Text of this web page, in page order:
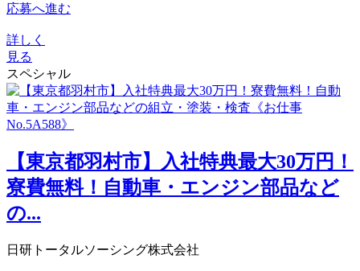
応募へ進む
詳しく
見る
スペシャル
【東京都羽村市】入社特典最大30万円！
寮費無料！自動車・エンジン部品など
の...
日研トータルソーシング株式会社